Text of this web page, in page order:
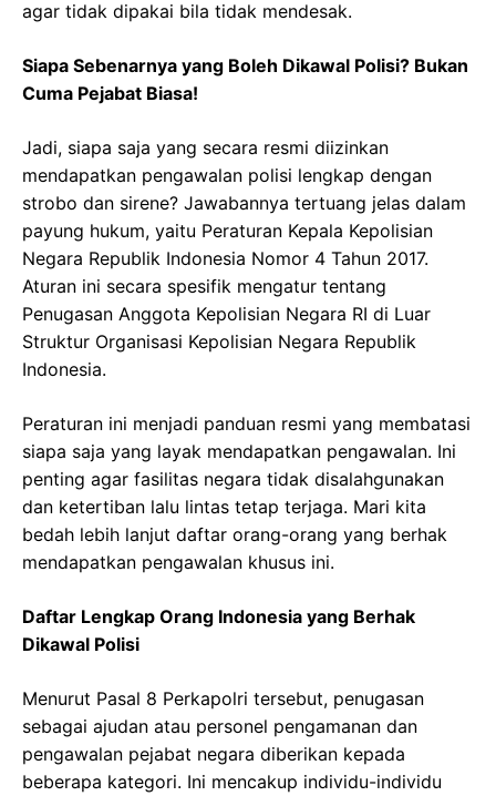
agar tidak dipakai bila tidak mendesak.
Siapa Sebenarnya yang Boleh Dikawal Polisi? Bukan
Cuma Pejabat Biasa!
Jadi, siapa saja yang secara resmi diizinkan
mendapatkan pengawalan polisi lengkap dengan
strobo dan sirene? Jawabannya tertuang jelas dalam
payung hukum, yaitu Peraturan Kepala Kepolisian
Negara Republik Indonesia Nomor 4 Tahun 2017.
Aturan ini secara spesifik mengatur tentang
Penugasan Anggota Kepolisian Negara RI di Luar
Struktur Organisasi Kepolisian Negara Republik
Indonesia.
Peraturan ini menjadi panduan resmi yang membatasi
siapa saja yang layak mendapatkan pengawalan. Ini
penting agar fasilitas negara tidak disalahgunakan
dan ketertiban lalu lintas tetap terjaga. Mari kita
bedah lebih lanjut daftar orang-orang yang berhak
mendapatkan pengawalan khusus ini.
Daftar Lengkap Orang Indonesia yang Berhak
Dikawal Polisi
Menurut Pasal 8 Perkapolri tersebut, penugasan
sebagai ajudan atau personel pengamanan dan
pengawalan pejabat negara diberikan kepada
beberapa kategori. Ini mencakup individu-individu